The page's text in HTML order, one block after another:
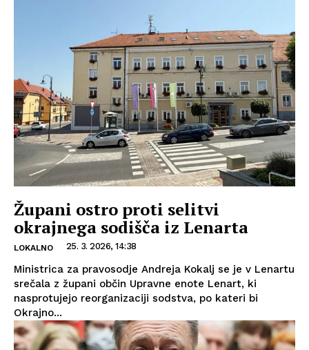
Župani ostro proti selitvi
okrajnega sodišča iz Lenarta
LOKALNO 25. 3. 2026, 14:38
Ministrica za pravosodje Andreja Kokalj se je v Lenartu
srečala z župani občin Upravne enote Lenart, ki
nasprotujejo reorganizaciji sodstva, po kateri bi
Okrajno...